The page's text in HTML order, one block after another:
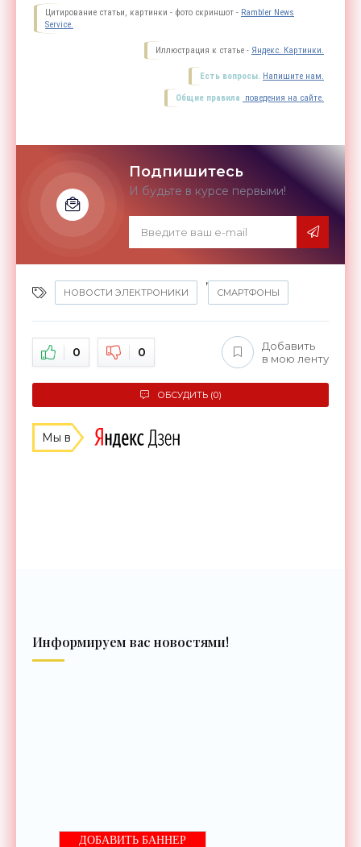
Цитирование статьи, картинки - фото скриншот - Rambler News
Service.
Иллюстрация к статье - Яндекс. Картинки.
Есть вопросы. Напишите нам.
Общие правила поведения на сайте.
Подпишитесь
И будьте в курсе первыми!
НОВОСТИ ЭЛЕКТРОНИКИ
,
СМАРТФОНЫ
0 0
Добавить
в мою ленту
ОБСУДИТЬ (0)
Мы в
Информируем вас новостями!
ДОБАВИТЬ БАННЕР